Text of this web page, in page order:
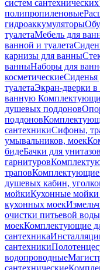
систем сантехнических
полипропиленовые
гидроаккумуляторы
туалетаМебель для
ванной и туалета
карнизы для ванны
ванныНаборы для
косметические
туалетаЭкран-дверки в
ванную
душевых поддонов
поддонов
сантехникиСифоны,
умывальников, моек
бидеБачки для унитазов
гарнитуров
траповКомплектующие
душевых кабин,
мойкиКухонные мойки
кухонных моек
очистки питьевой воды
моекКомплектующие
сантехника
сантехники
водопроводные
сантехнические